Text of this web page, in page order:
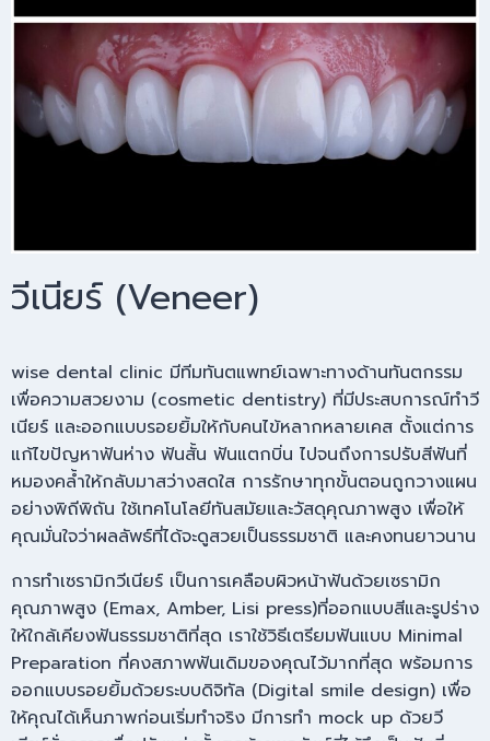
วีเนียร์ (Veneer)
wise dental clinic มีทีมทันตแพทย์เฉพาะทางด้านทันตกรรม
เพื่อความสวยงาม (cosmetic dentistry) ที่มีประสบการณ์ทำวี
เนียร์ และออกแบบรอยยิ้มให้กับคนไข้หลากหลายเคส ตั้งแต่การ
แก้ไขปัญหาฟันห่าง ฟันสั้น ฟันแตกบิ่น ไปจนถึงการปรับสีฟันที่
หมองคล้ำให้กลับมาสว่างสดใส การรักษาทุกขั้นตอนถูกวางแผน
อย่างพิถีพิถัน ใช้เทคโนโลยีทันสมัยและวัสดุคุณภาพสูง เพื่อให้
คุณมั่นใจว่าผลลัพธ์ที่ได้จะดูสวยเป็นธรรมชาติ และคงทนยาวนาน
การทำเซรามิกวีเนียร์ เป็นการเคลือบผิวหน้าฟันด้วยเซรามิก
คุณภาพสูง (Emax, Amber, Lisi press)ที่ออกแบบสีและรูปร่าง
ให้ใกล้เคียงฟันธรรมชาติที่สุด เราใช้วิธีเตรียมฟันแบบ Minimal
Preparation ที่คงสภาพฟันเดิมของคุณไว้มากที่สุด พร้อมการ
ออกแบบรอยยิ้มด้วยระบบดิจิทัล (Digital smile design) เพื่อ
ให้คุณได้เห็นภาพก่อนเริ่มทำจริง มีการทำ mock up ด้วยวี